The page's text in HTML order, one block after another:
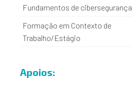
Fundamentos de cibersegurança
Formação em Contexto de
Trabalho/Estágio
Apoios: